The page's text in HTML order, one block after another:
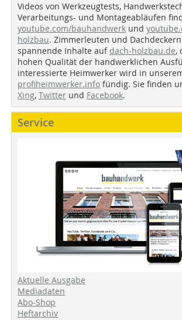
Videos von Werkzeugtests,
Verarbeitungs- und Montageabläufen
youtube.com/bauhandwerk und
holzbau. Zimmerleuten und
spannende Inhalte auf dach-holzbau.de,
hohen Qualität der handwerklichen
interessierte Heimwerker wird in
profiheimwerker.info fündig. Sie finden
Xing, Twitter und Facebook.
Service
Aktuelle Ausgabe
Mediadaten
Abo-Shop
Heftarchiv